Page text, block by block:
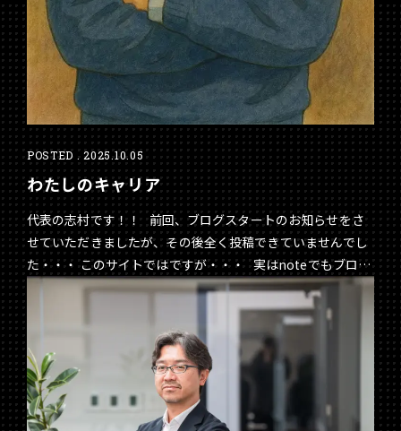
POSTED . 2025.10.05
わたしのキャリア
代表の志村です！！ 前回、ブログスタートのお知らせをさ
せていただきましたが、その後全く投稿できていませんでし
た・・・ このサイトではですが・・・ 実はnoteでもブログ
を書かせていただいており、まずは4回に分けてわたしのキ
ャリアについて投稿させていただきました。 是非こちらを
ご覧いただき、わたくし志村がどんなキャリアを歩んできた
のでご理解いただければ幸いです。 今回、わたしのキャリ
アをシェアさせていただく目的をお伝えしたいと思います。
弊社にご関心のある方々は、まずはこの会社の代表がどんな
人間で、どんな人生を歩んできたのか、など、 わたくし個人